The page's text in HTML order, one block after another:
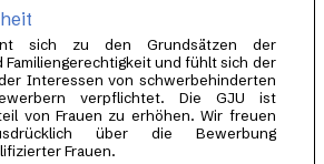
sich zu den Grundsätzen der
und fühlt sich der
Interessen von schwerbehinderten
verpflichtet. Die GJU ist
von Frauen zu erhöhen. Wir freuen
über die Bewerbung
Frauen.